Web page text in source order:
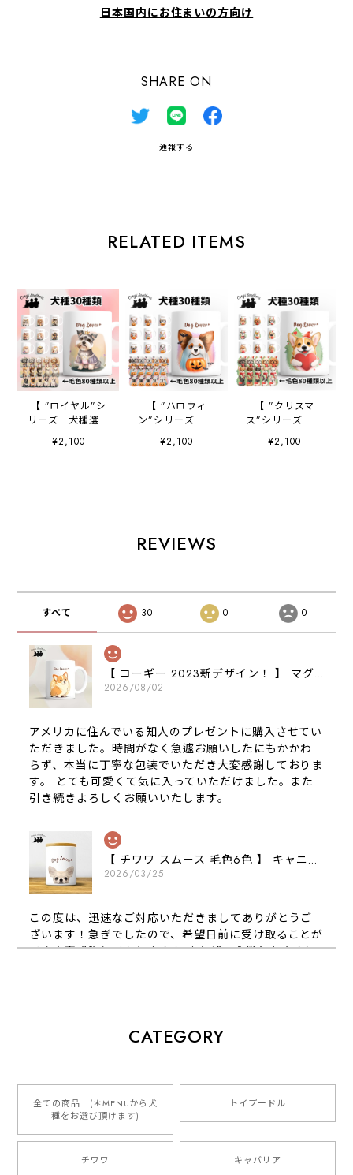
日本国内にお住まいの方向け
SHARE ON
通報する
RELATED ITEMS
【 ”ロイヤル”シ
リーズ 犬種選べ
お家用 犬 ペッ
¥2,100
【 ”ハロウィ
ン”シリーズ 犬
プ 】 お家用
¥2,100
【 ”クリスマ
ス”シリーズ 犬
プ 】 お家用
¥2,100
REVIEWS
すべて 30 0 0
【 コーギー 2023新デザイン！ 】 マグカップ お家用 プレゼント 犬 うちの子 犬グッズ ギフト
2026/08/02
アメリカに住んでいる知人のプレゼントに購入させてい
ただきました。時間がなく急遽お願いしたにもかかわ
らず、本当に丁寧な包装でいただき大変感謝しておりま
す。 とても可愛くて気に入っていただけました。また
引き続きよろしくお願いいたします。
【 チワワ スムース 毛色6色 】 キャニスター 保存容器 お家用 プレゼント 犬 ペット うちの子 犬グッズ
2026/03/25
この度は、迅速なご対応いただきましてありがとうご
ざいます！急ぎでしたので、希望日前に受け取ることが
でき大変感謝しております！ またぜひ今後ともよろし
2026/01/16
とっても可愛くて、わんちゃんの名前や電話番号も分か
りやすくて最高です！ ありがとうございました❁⃘*.ﾟ
ご縁がありましたら、またよろしくお願いいたします。
CATEGORY
全ての商品 (＊MENUから犬
種をお選び頂けます)
トイプードル
チワワ キャバリア